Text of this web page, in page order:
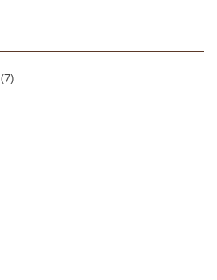
(7)